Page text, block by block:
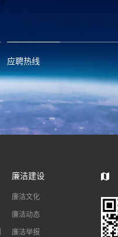
应聘热线
0086-0573-88585392
廉洁建设
廉洁文化
廉洁动态
廉洁举报